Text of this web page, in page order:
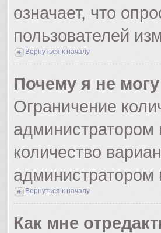
означает, что
пользователей
Вернуться к началу
Почему я не
Ограничение
количество
Вернуться к началу
Как мне